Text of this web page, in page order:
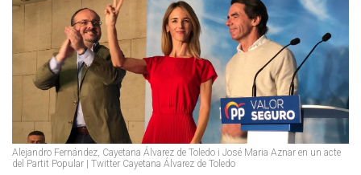
Alejandro Fernández, Cayetana Álvarez de Toledo i José Maria Aznar en un acte
del Partit Popular | Twitter Cayetana Álvarez de Toledo